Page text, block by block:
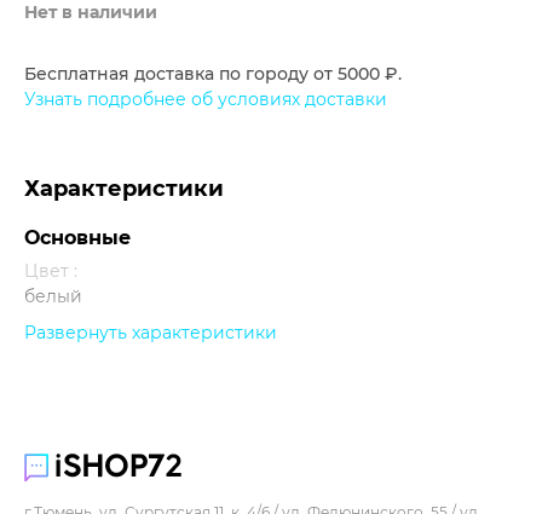
Нет в наличии
Бесплатная доставка по городу от 5000 ₽.
Узнать подробнее об условиях доставки
Характеристики
Основные
Цвет :
белый
Прочее
Развернуть характеристики